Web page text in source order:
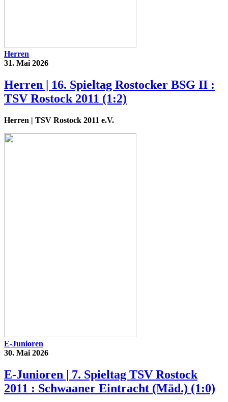
Herren
31. Mai 2026
Herren | 16. Spieltag Rostocker BSG II :
TSV Rostock 2011 (1:2)
Herren | TSV Rostock 2011 e.V.
E-Junioren
30. Mai 2026
E-Junioren | 7. Spieltag TSV Rostock
2011 : Schwaaner Eintracht (Mäd.) (1:0)